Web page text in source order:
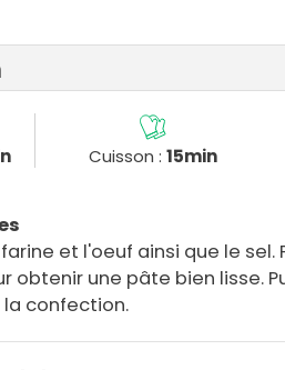
Cuisson :15min
et l'oeuf ainsi que le sel.
obtenir une pâte bien lisse.
confection.